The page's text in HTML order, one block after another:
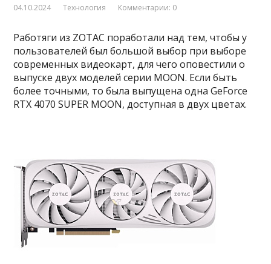
04.10.2024 Технология Комментарии: 0
Работяги из ZOTAC поработали над тем, чтобы у
пользователей был большой выбор при выборе
современных видеокарт, для чего оповестили о
выпуске двух моделей серии MOON. Если быть
более точными, то была выпущена одна GeForce
RTX 4070 SUPER MOON, доступная в двух цветах.